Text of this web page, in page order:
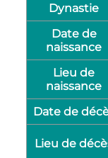
Dynastie
Date de
naissance
Lieu de
naissance
Date de
Lieu de